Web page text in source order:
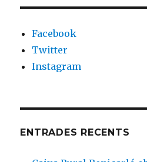
Facebook
Twitter
Instagram
ENTRADES RECENTS